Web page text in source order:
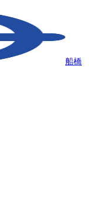
船橋